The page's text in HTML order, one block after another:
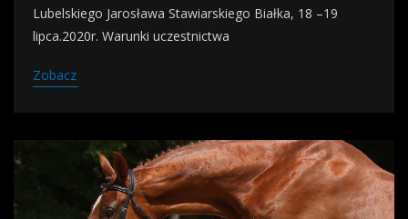
Lubelskiego Jarosława Stawiarskiego Białka, 18 –19
lipca.2020r. Warunki uczestnictwa
Zobacz